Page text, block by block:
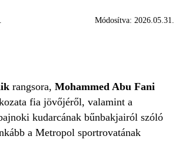
Módosítva: 2026.05.31.
rangsora, Mohammed Abu Fani
fia jövőjéről, valamint a
kudarcának bűnbakjairól szóló
a Metropol sportrovatának